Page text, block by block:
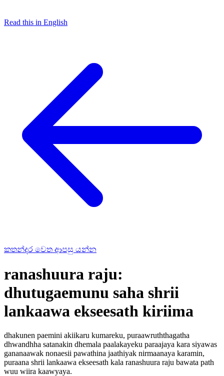
Read this in English
කතන්දර වෙත ආපසු යන්න
ranashuura raju:
dhutugaemunu saha shrii
lankaawa ekseesath kiriima
dhakunen paemini akiikaru kumareku, puraawruththagatha
dhwandhha satanakin dhemala paalakayeku paraajaya kara siyawas
gananaawak nonaesii pawathina jaathiyak nirmaanaya karamin,
puraana shrii lankaawa ekseesath kala ranashuura raju bawata path
wuu wiira kaawyaya.